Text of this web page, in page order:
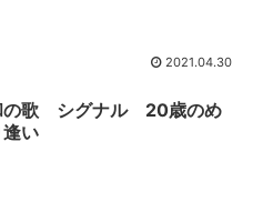
2021.04.30
の歌 シグナル 20歳のめ
逢い